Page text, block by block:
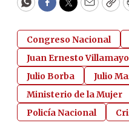
WhatsApp
Facebook
Twitter
Email
Congreso Nacional
Juan Ernesto
Julio Borba
Julio
Ministerio de la Mujer
Policía Nacional